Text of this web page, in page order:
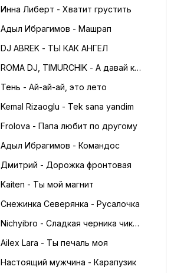
Инна Либерт - Хватит грустить
Адыл Ибрагимов - Машрап
DJ ABREK - ТЫ КАК АНГЕЛ
ROMA DJ, TIMURCHIK - А давай кружитись в танці
Тень - Ай-ай-ай, это лето
Kemal Rizaoglu - Tek sana yandim
Frolova - Папа любит по другому
Адыл Ибрагимов - Командос
Дмитрий - Дорожка фронтовая
Kaiten - Ты мой магнит
Снежинка Северянка - Русалочка
Nichyibro - Сладкая черника чика чика
Ailex Lara - Ты печаль моя
Настоящий мужчина - Карапузик